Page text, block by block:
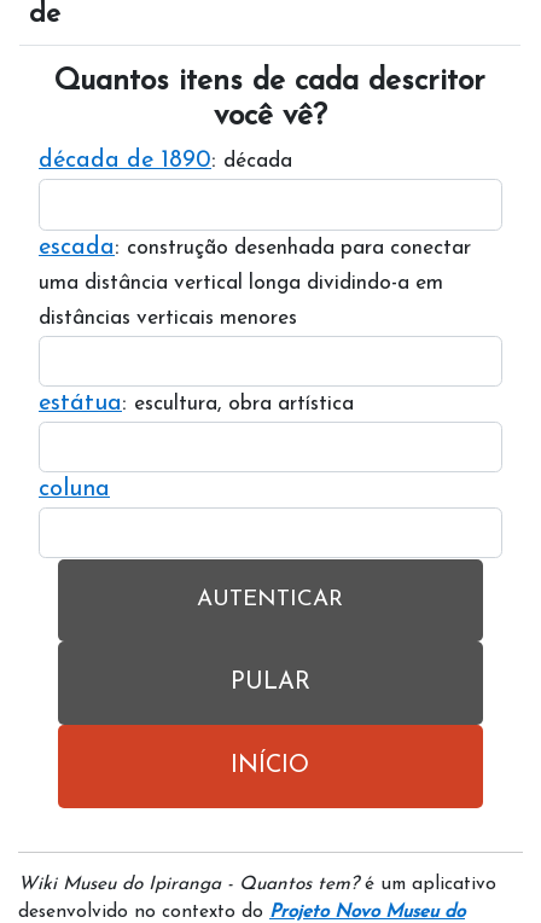
de
Quantos itens de cada descritor
você vê?
década de 1890: década
escada: construção desenhada para conectar
uma distância vertical longa dividindo-a em
distâncias verticais menores
estátua: escultura, obra artística
coluna
AUTENTICAR
PULAR
INÍCIO
Wiki Museu do Ipiranga - Quantos tem?é um aplicativo
desenvolvido no contexto do Projeto Novo Museu do